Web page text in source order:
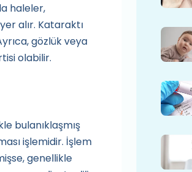
haleler,
alır. Kataraktı
gözlük veya
olabilir.
bulanıklaşmış
işlemidir. İşlem
genellikle